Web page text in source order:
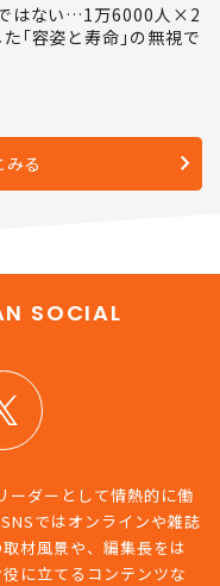
はない…1万6000人×2
｢容姿と寿命｣の無視で
る
SOCIAL
ーダーとして情熱的に働
ではオンラインや雑誌
材風景や、編集長をは
に立てるコンテンツな